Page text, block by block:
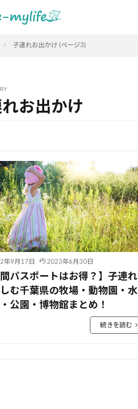
子連れお出かけ (ページ3)
お出かけ
年9月17日 2023年6月30日
間パスポートはお得？】子連れ
む千葉県の牧場・動物園・水
公園・博物館まとめ！
続きを読む